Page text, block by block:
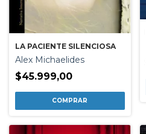
LA PACIENTE SILENCIOSA
Alex Michaelides
$45.999,00